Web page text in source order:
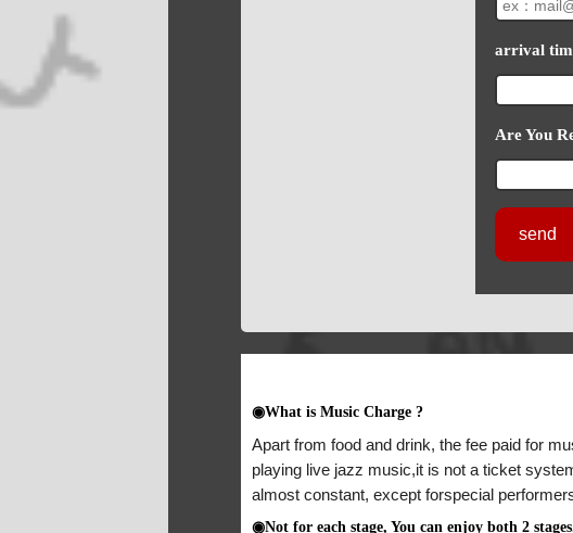
arrival
Are You
◉What is Music Charge ?
Apart from food and drink, the fee paid for
playing live jazz music,it is not a ticket
almost constant, except forspecial
◉Not for each stage, You can enjoy both 2